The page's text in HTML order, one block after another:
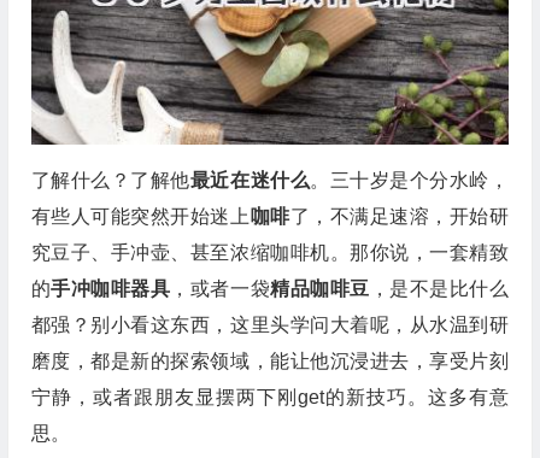
了解什么？了解他最近在迷什么。三十岁是个分水岭，
有些人可能突然开始迷上 咖啡了，不满足速溶，开始研
究豆子、手冲壶、甚至浓缩咖啡机。那你说，一套精致
的手冲咖啡器具 ，或者一袋精品咖啡豆 ，是不是比什么
都强？别小看这东西，这里头学问大着呢，从水温到研
磨度，都是新的探索领域，能让他沉浸进去，享受片刻
宁静，或者跟朋友显摆两下刚get的新技巧。这多有意
思。